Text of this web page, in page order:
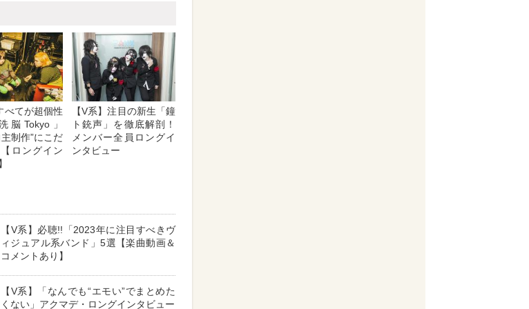
べてが超個性
脳Tokyo」
制作”にこだ
ロングイン
【V系】注目の新生「鐘
ト銃声」を徹底解剖！
メンバー全員ロングイ
ンタビュー
【V系】必聴!!「2023年に注目すべきヴ
ィジュアル系バンド」5選【楽曲動画＆
コメントあり】
【V系】「なんでも“エモい”でまとめた
くない」アクマデ・ロングインタビュー